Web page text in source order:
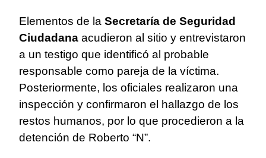
Elementos de la Secretaría de Seguridad
Ciudadana acudieron al sitio y entrevistaron
a un testigo que identificó al probable
responsable como pareja de la víctima.
Posteriormente, los oficiales realizaron una
inspección y confirmaron el hallazgo de los
restos humanos, por lo que procedieron a la
detención de Roberto “N”.